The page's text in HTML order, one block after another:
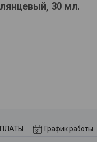
30 мл.
График работы